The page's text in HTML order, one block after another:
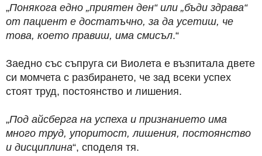
„Понякога едно „приятен ден“ или „бъди здрава“
от пациент е достатъчно, за да усетиш, че
това, което правиш, има смисъл.“
Заедно със съпруга си Виолета е възпитала двете
си момчета с разбирането, че зад всеки успех
стоят труд, постоянство и лишения.
„Под айсберга на успеха и признанието има
много труд, упоритост, лишения, постоянство
и дисциплина“, споделя тя.